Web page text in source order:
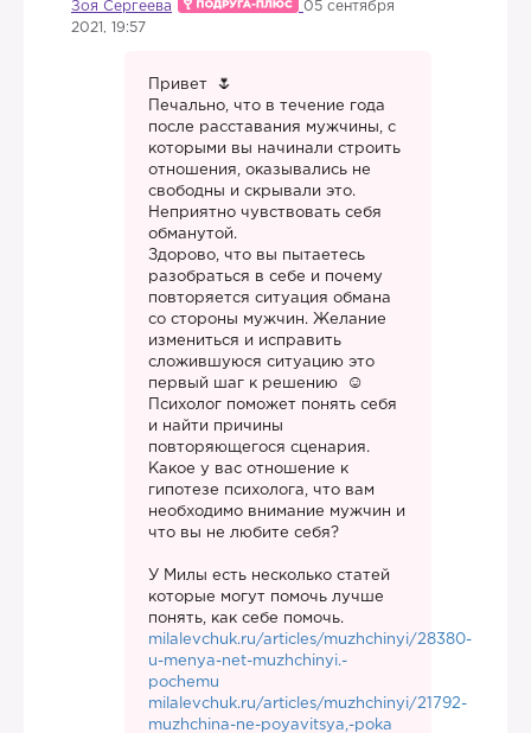
Зоя Сергеева
05 сентября
2021, 19:57
Привет
Печально, что в течение года
после расставания мужчины, с
которыми вы начинали строить
отношения, оказывались не
свободны и скрывали это.
Неприятно чувствовать себя
обманутой.
Здорово, что вы пытаетесь
разобраться в себе и почему
повторяется ситуация обмана
со стороны мужчин. Желание
измениться и исправить
сложившуюся ситуацию это
первый шаг к решению
Психолог поможет понять себя
и найти причины
повторяющегося сценария.
Какое у вас отношение к
гипотезе психолога, что вам
необходимо внимание мужчин и
что вы не любите себя?
У Милы есть несколько статей
которые могут помочь лучше
понять, как себе помочь.
milalevchuk.ru/articles/muzhchinyi/28380-
u-menya-net-muzhchinyi.-
pochemu
milalevchuk.ru/articles/muzhchinyi/21792-
muzhchina-ne-poyavitsya,-poka